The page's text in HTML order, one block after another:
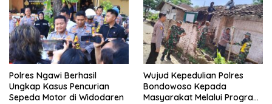
Polres Ngawi Berhasil
Ungkap Kasus Pencurian
Sepeda Motor di Widodaren
Wujud Kepedulian Polres
Bondowoso Kepada
Masyarakat Melalui Program